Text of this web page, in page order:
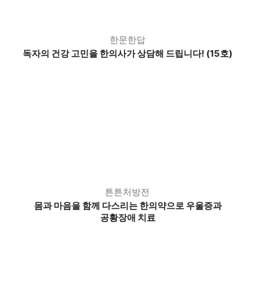
한문한답
독자의 건강 고민을 한의사가 상담해 드립니다! (15호)
튼튼처방전
몸과 마음을 함께 다스리는 한의약으로 우울증과
공황장애 치료